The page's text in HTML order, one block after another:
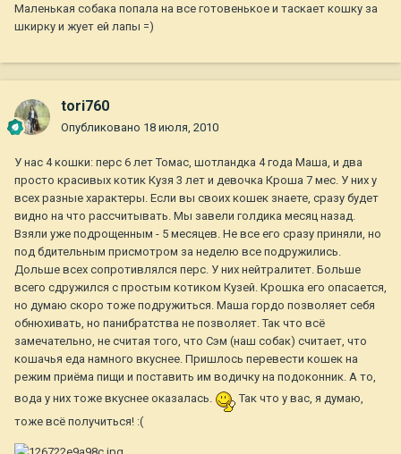
Маленькая собака попала на все готовенькое и таскает кошку за
шкирку и жует ей лапы =)
tori760
Опубликовано 18 июля, 2010
У нас 4 кошки: перс 6 лет Томас, шотландка 4 года Маша, и два
просто красивых котик Кузя 3 лет и девочка Кроша 7 мес. У них у
всех разные характеры. Если вы своих кошек знаете, сразу будет
видно на что рассчитывать. Мы завели голдика месяц назад.
Взяли уже подрощенным - 5 месяцев. Не все его сразу приняли, но
под бдительным присмотром за неделю все подружились.
Дольше всех сопротивлялся перс. У них нейтралитет. Больше
всего сдружился с простым котиком Кузей. Крошка его опасается,
но думаю скоро тоже подружиться. Маша гордо позволяет себя
обнюхивать, но панибратства не позволяет. Так что всё
замечательно, не считая того, что Сэм (наш собак) считает, что
кошачья еда намного вкуснее. Пришлось перевести кошек на
режим приёма пищи и поставить им водичку на подоконник. А то,
вода у них тоже вкуснее оказалась.
Так что у вас, я думаю,
тоже всё получиться! :(